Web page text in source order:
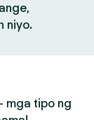
niyo.
mga tipo ng